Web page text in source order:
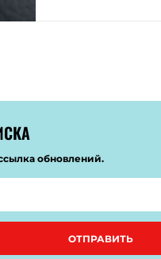
обновлений.
ОТПРАВИТЬ